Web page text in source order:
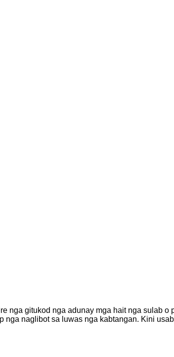
nga gitukod nga adunay mga hait nga sulab
naglibot sa luwas nga kabtangan. Kini